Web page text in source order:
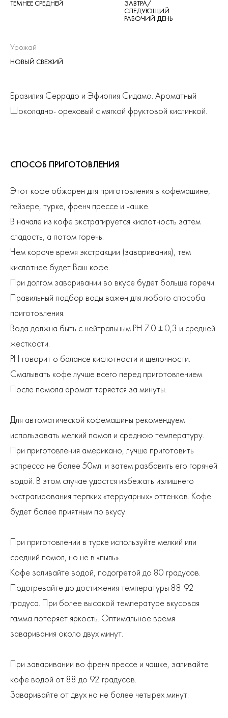
ТЕМНЕЕ СРЕДНЕЙ
ЗАВТРА/
СЛЕДУЮЩИЙ
РАБОЧИЙ ДЕНЬ
Урожай
НОВЫЙ СВЕЖИЙ
Бразилия Серрадо и Эфиопия Сидамо. Ароматный
Шоколадно- ореховый с мягкой фруктовой кислинкой.
СПОСОБ ПРИГОТОВЛЕНИЯ
Этот кофе обжарен для приготовления в кофемашине,
гейзере, турке, френч прессе и чашке.
В начале из кофе экстрагируется кислотность затем
сладость, а потом горечь.
Чем короче время экстракции (заваривания), тем
кислотнее будет Ваш кофе.
При долгом заваривании во вкусе будет больше горечи.
Правильный подбор воды важен для любого способа
приготовления.
Вода должна быть с нейтральным PH 7.0 ± 0,3 и средней
жесткости.
PH говорит о балансе кислотности и щелочности.
Смалывать кофе лучше всего перед приготовлением.
После помола аромат теряется за минуты.
Для автоматической кофемашины рекомендуем
использовать мелкий помол и среднюю температуру.
При приготовления американо, лучше приготовить
эспрессо не более 50мл. и затем разбавить его горячей
водой. В этом случае удастся избежать излишнего
экстрагирования терпких «терруарных» оттенков. Кофе
будет более приятным по вкусу.
При приготовлении в турке используйте мелкий или
средний помол, но не в «пыль».
Кофе заливайте водой, подогретой до 80 градусов.
Подогревайте до достижения температуры 88-92
градуса. При более высокой температуре вкусовая
гамма потеряет яркость. Оптимальное время
заваривания около двух минут.
При заваривании во френч прессе и чашке, заливайте
кофе водой от 88 до 92 градусов.
Заваривайте от двух но не более четырех минут.